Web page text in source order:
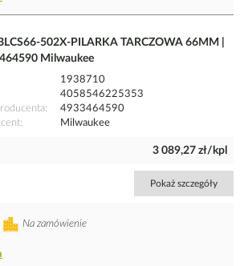
502X-PILARKA TARCZOWA 66MM |
Milwaukee
1938710
4058546225353
4933464590
Milwaukee
3 089,27 zł/kpl
Pokaż szczegóły
Na zamówienie